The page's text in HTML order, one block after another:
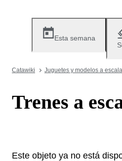
Esta semana
Catawiki Juguetes y modelos a escala
Trenes a
Este objeto ya no está